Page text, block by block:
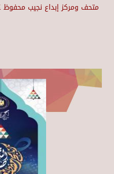
متحف ومركز إبداع نجيب محفوظ ١١٤ عاماً على ميلاد صاحب الثلاثية